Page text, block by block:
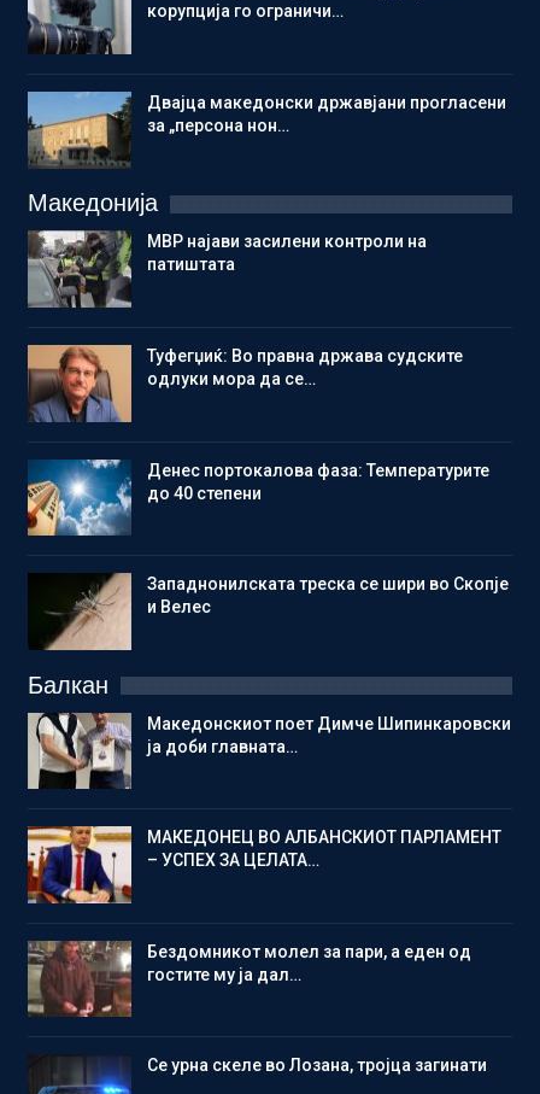
корупција го ограничи…
Двајца македонски државјани прогласени
за „персона нон…
Македонија
МВР најави засилени контроли на
патиштата
Туфегџиќ: Во правна држава судските
одлуки мора да се…
Денес портокалова фаза: Температурите
до 40 степени
Западнонилската треска се шири во Скопје
и Велес
Балкан
Македонскиот поет Димче Шипинкаровски
ја доби главната…
МАКЕДОНЕЦ ВО АЛБАНСКИОТ ПАРЛАМЕНТ
– УСПЕХ ЗА ЦЕЛАТА…
Бездомникот молел за пари, а еден од
гостите му ја дал…
Се урна скеле во Лозана, тројца загинати